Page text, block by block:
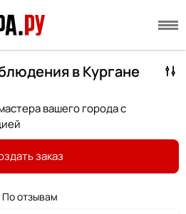
в Кургане
вашего города с
заказ
По отзывам